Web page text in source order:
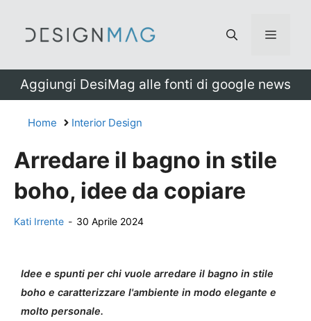
Menu
Aggiungi DesiMag alle fonti di google news
Home Interior Design
Arredare il bagno in stile
boho, idee da copiare
Kati Irrente - 30 Aprile 2024
Idee e spunti per chi vuole arredare il bagno in stile
boho e caratterizzare l'ambiente in modo elegante e
molto personale.